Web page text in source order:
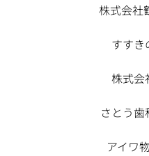
株式会社
すすき
株式会
さとう歯
アイワ